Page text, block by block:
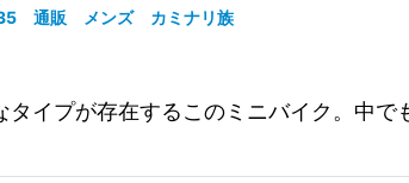
通販 メンズ カミナリ族
イプが存在するこのミニバイク。中